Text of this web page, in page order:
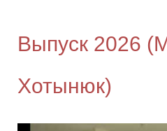
Выпуск 2026
Хотынюк)